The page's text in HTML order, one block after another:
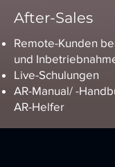
After-Sales
Remote-Kunden
und
Live-Schulungen
AR-Manual/ -
AR-Helfer